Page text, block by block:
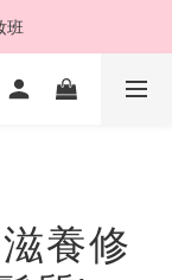
班
養修